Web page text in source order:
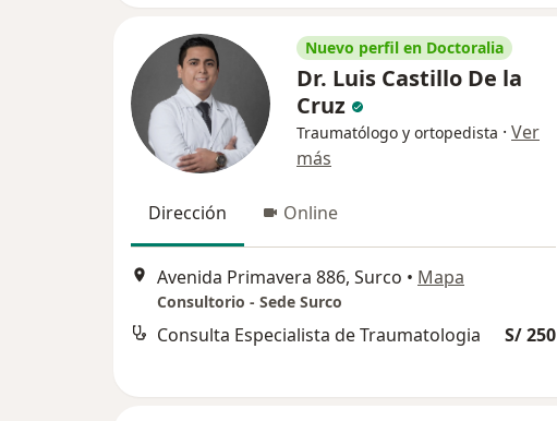
Nuevo perfil en Doctoralia
Dr. Luis Castillo De la
Cruz
Traumatólogo y ortopedista · Ver
más
Dirección Online
Avenida Primavera 886, Surco • Mapa
Consultorio - Sede Surco
Consulta Especialista de Traumatologia S/ 250